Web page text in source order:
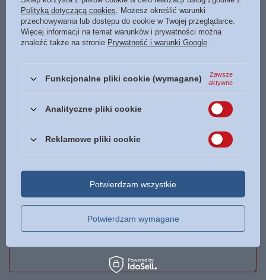
Cena
najciekawsze pytania i odpowiedzi publikując
Zadaj pytanie
NAPISZ SWOJĄ OPINIĘ
Twoja ocena:
5/5
Treść twojej opinii
Polityką dotyczącą cookies. Możesz określić warunki
przechowywania lub dostępu do cookie w Twojej przeglądarce.
Więcej informacji na temat warunków i prywatności można
znaleźć także na stronie Prywatność i warunki Google.
Funkcjonalne pliki cookie (wymagane)
Zawsze
aktywne
Analityczne pliki cookie
Reklamowe pliki cookie
Potwierdzam wymagane
Potwierdzam wszystkie